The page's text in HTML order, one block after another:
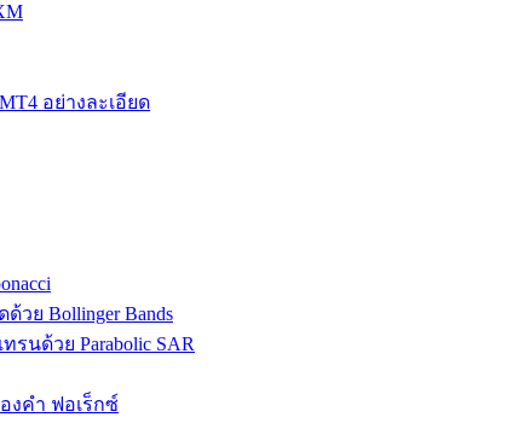
อย่างละเอียด
วย Bollinger Bands
รนด้วย Parabolic SAR
งคำ ฟอเร็กซ์